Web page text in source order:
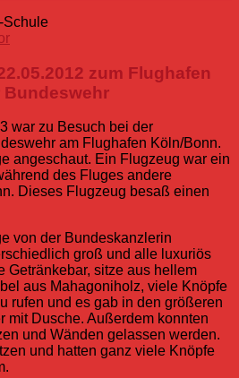
zum Flughafen
war zu Besuch bei der
am Flughafen Köln/Bonn.
angeschaut. Ein Flugzeug war ein
des Fluges andere
Dieses Flugzeug besaß einen
von der Bundeskanzlerin
groß und alle luxuriös
Getränkebar, sitze aus hellem
aus Mahagoniholz, viele Knöpfe
rufen und es gab in den größeren
mit Dusche. Außerdem konnten
und Wänden gelassen werden.
und hatten ganz viele Knöpfe